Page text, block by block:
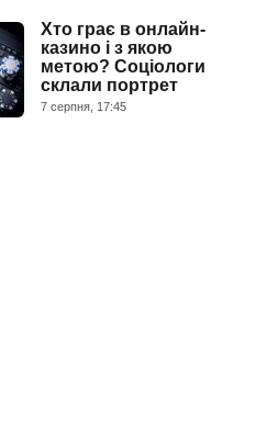
Хто грає в онлайн-
казино і з якою
метою? Соціологи
склали портрет
7 серпня, 17:45